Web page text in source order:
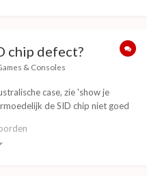
chip defect?
& Consoles
case, zie 'show je
de SID chip niet goed
van) op een werkende C64